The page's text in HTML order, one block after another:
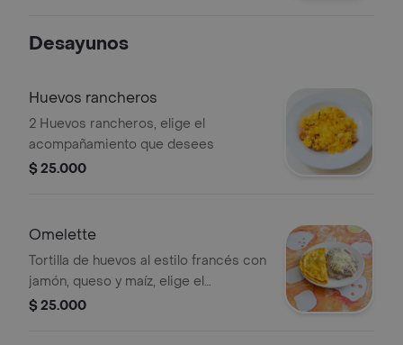
Desayunos
Huevos rancheros
2 Huevos rancheros, elige el
acompañamiento que desees
$ 25.000
Omelette
Tortilla de huevos al estilo francés con
jamón, queso y maíz, elige el
acompañamiento que desses.
$ 25.000